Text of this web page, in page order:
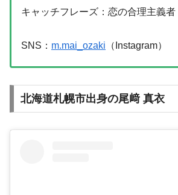
キャッチフレーズ：恋の合理主義者
SNS： m.mai_ozaki （Instagram）
北海道札幌市出身の尾﨑 真衣